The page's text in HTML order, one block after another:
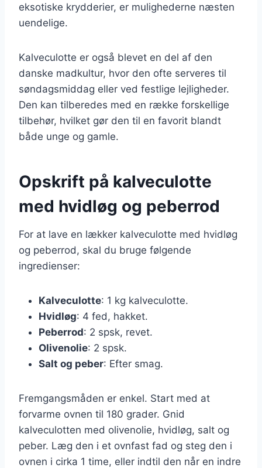
eksotiske krydderier, er mulighederne næsten
uendelige.
Kalveculotte er også blevet en del af den
danske madkultur, hvor den ofte serveres til
søndagsmiddag eller ved festlige lejligheder.
Den kan tilberedes med en række forskellige
tilbehør, hvilket gør den til en favorit blandt
både unge og gamle.
Opskrift på kalveculotte
med hvidløg og peberrod
For at lave en lækker kalveculotte med hvidløg
og peberrod, skal du bruge følgende
ingredienser:
Kalveculotte: 1 kg kalveculotte.
Hvidløg: 4 fed, hakket.
Peberrod: 2 spsk, revet.
Olivenolie: 2 spsk.
Salt og peber: Efter smag.
Fremgangsmåden er enkel. Start med at
forvarme ovnen til 180 grader. Gnid
kalveculotten med olivenolie, hvidløg, salt og
peber. Læg den i et ovnfast fad og steg den i
ovnen i cirka 1 time, eller indtil den når en indre